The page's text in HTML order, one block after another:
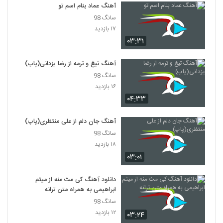
6300
مانی عارفی آهنگ رویا گردی
۲۳۲ بازدید
دانلود آهنگ جدید و زیبای نوید بابانیا با نام باز
داری میری
6303
Gholame Siyah)
موزیک زیبای سرنوشت از صدرا شریف
۲۵۴ بازدید
Kavan Ravani
۰۳:۳۱
آهنگ عماد بنام اسم تو
سانگ 98
۱۷ بازدید
۰۴:۳۳
آهنگ تیغ و ترمه از رضا یزدانی(پاپ)
سانگ 98
۱۶ بازدید
۰۳:۰۱
آهنگ جان دلم از علی منتظری(پاپ)
سانگ 98
۱۸ بازدید
۰۳:۲۴
دانلود آهنگ کی مث منه از میثم
ابراهیمی به همراه متن ترانه
سانگ 98
۱۲ بازدید